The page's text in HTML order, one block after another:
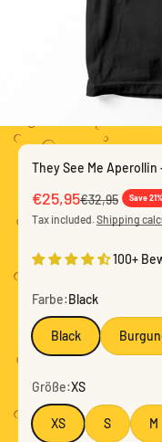
They See Me
Sale price
€25,95Regular price
€32,95 Save 21%
Tax included.Shipping
100+
Farbe:Black
Black
Größe:XS
XS S M